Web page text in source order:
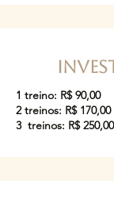
1 treino: R$ 90,00
2 treinos: R$ 170,00
3 treinos: R$ 250,00